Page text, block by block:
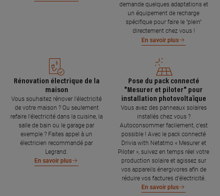
demande quelques adaptations et
un équipement de recharge
spécifique pour faire le "plein"
directement chez vous !
En savoir plus
Rénovation électrique de la
maison
Vous souhaitez rénover l'électricité
de votre maison ? Ou seulement
refaire l'électricité dans la cuisine, la
salle de bain ou le garage par
exemple ? Faites appel à un
électricien recommandé par
Legrand.
En savoir plus
Pose du pack connecté
"Mesurer et piloter" pour
installation photovoltaïque
Vous avez des panneaux solaires
installés chez vous ?
Autoconsommer facilement, c’est
possible ! Avec le pack connecté
Drivia with Netatmo « Mesurer et
Piloter », suivez en temps réel votre
production solaire et agissez sur
vos appareils énergivores afin de
réduire vos factures d’électricité.
En savoir plus